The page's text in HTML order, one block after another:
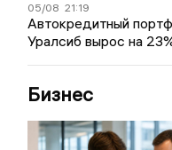
05/08 21:19
Автокредитный
Уралсиб вырос на
Бизнес